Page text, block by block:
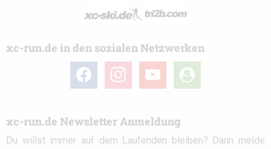
xc-run.de in den sozialen Netzwerken
facebook instagramyoutube
user-
circle
xc-run.de Newsletter Anmeldung
Du willst immer auf dem Laufenden bleiben? Dann melde